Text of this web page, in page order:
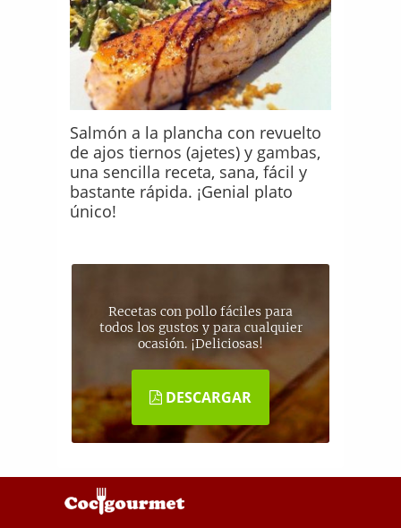
Salmón a la plancha con revuelto
de ajos tiernos (ajetes) y gambas,
una sencilla receta, sana, fácil y
bastante rápida. ¡Genial plato
único!
Recetas con pollo fáciles para
todos los gustos y para cualquier
ocasión. ¡Deliciosas!
DESCARGAR